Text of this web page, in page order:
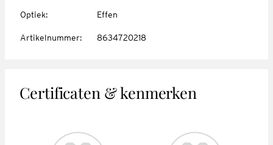
Optiek: Effen
Artikelnummer: 8634720218
Certificaten & kenmerken